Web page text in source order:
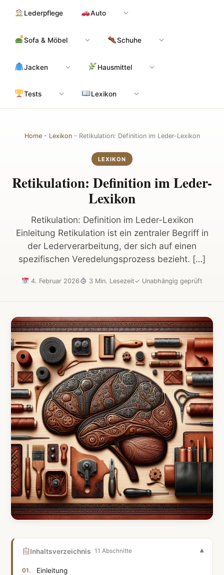
Inhalt
Lederpflege Auto
Sofa & Möbel Schuhe
Jacken Hausmittel
Tests Lexikon
Home- Lexikon- Retikulation: Definition im Leder-Lexikon
LEXIKON
Retikulation: Definition im Leder-
Lexikon
Retikulation: Definition im Leder-Lexikon
Einleitung Retikulation ist ein zentraler Begriff in
der Lederverarbeitung, der sich auf einen
spezifischen Veredelungsprozess bezieht. […]
4. Februar 2026 3 Min. Lesezeit✓ Unabhängig geprüft
Inhaltsverzeichnis 11 Abschnitte
Einleitung